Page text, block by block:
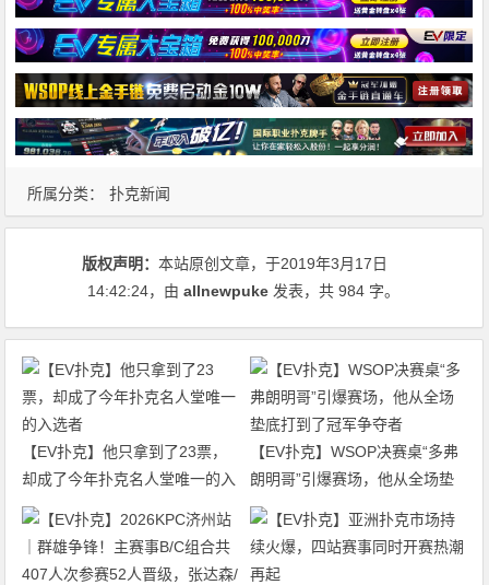
所属分类： 扑克新闻
版权声明：本站原创文章，于2019年3月17日
14:42:24，由allnewpuke 发表，共 984 字。
【EV扑克】他只拿到了23票，
却成了今年扑克名人堂唯一的入
选者
【EV扑克】WSOP决赛桌“多弗
朗明哥”引爆赛场，他从全场垫
底打到了冠军争夺者